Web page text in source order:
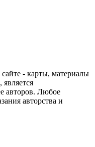
- карты, материалы
авторов. Любое
авторства и